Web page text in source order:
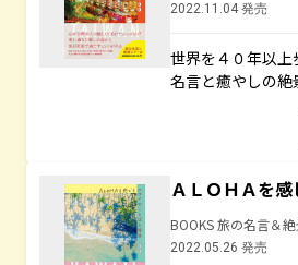
2022.11.04 発売
世界を４０年以
名言と癒やしの絶
ＡＬＯＨＡを
BOOKS 旅の名言＆
2022.05.26 発売